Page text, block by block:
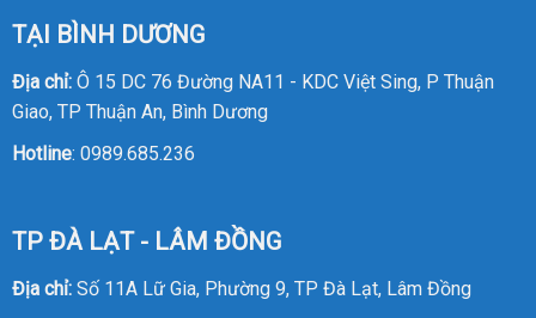
TẠI BÌNH DƯƠNG
Địa chỉ:Ô 15 DC 76 Đường NA11 - KDC Việt Sing, P Thuận
Giao, TP Thuận An, Bình Dương
Hotline: 0989.685.236
TP ĐÀ LẠT - LÂM ĐỒNG
Địa chỉ:Số 11A Lữ Gia, Phường 9, TP Đà Lạt, Lâm Đồng